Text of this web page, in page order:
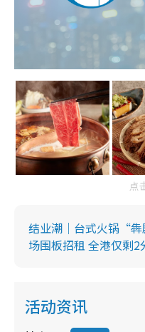
点
结业潮｜台式火锅“
场围板招租 全港仅剩
活动资讯